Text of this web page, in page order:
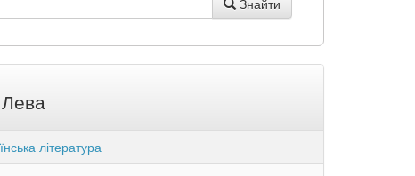
Знайти
література